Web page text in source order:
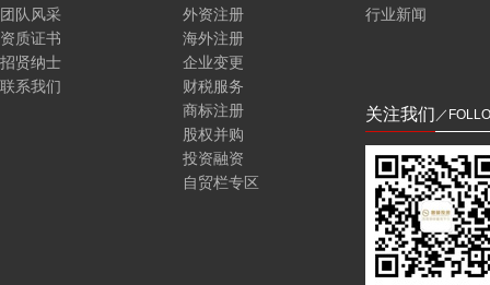
团队风采
资质证书
招贤纳士
联系我们
外资注册
海外注册
企业变更
财税服务
商标注册
股权并购
投资融资
自贸栏专区
行业新闻
关注我们 ／